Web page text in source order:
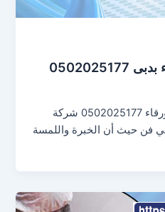
شركة جلى وتلميع الرخام الورقاء 0502025177 شركة
فن حيث أن الخبرة واللمسة